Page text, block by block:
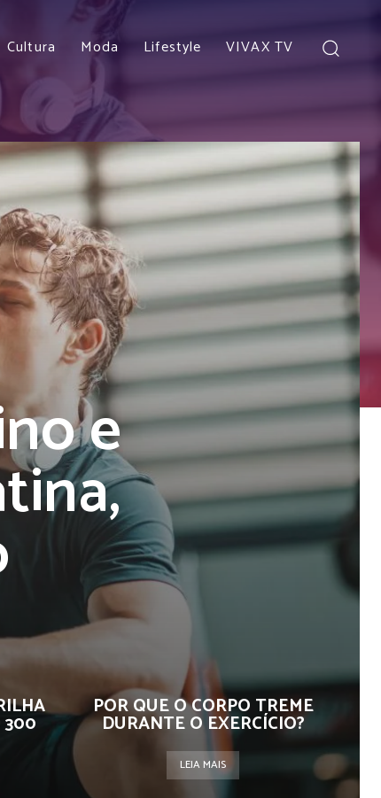
Cultura Moda Lifestyle VIVAX TV
e
300
POR QUE O CORPO TREME
DURANTE O EXERCÍCIO?
LEIA MAIS